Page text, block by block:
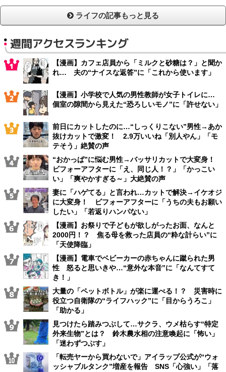
ライフの記事もっと見る
週間アクセスランキング
【漫画】カフェ店員から「ミルクと砂糖は？」と聞か
れ… 夫の“ナイスな返答”に「これから使います」
【漫画】小学校で人気の男性教師が女子トイレに…
個室の隙間から見えた“恐ろしいモノ”に「許せない」
前日にカットしたのに…“しっくりこない”男性→あか
抜けカットで激変！ 2.9万いいね「別人やん」「モ
テそう」絶賛の声
“おかっぱ”に悩む男性→バッサリカットで大変身！
ビフォーアフターに「え、同じ人！？」「かっこい
い」「爽やかすぎる～」大絶賛の声
妻に「ハゲてる」と言われ…カットで解決→イケオジ
に大変身！ ビフォーアフターに「うちの夫もお願い
したい」「若返りハンパない」
【漫画】お祭りで子どもが欲しがったお面、なんと
2000円！？ 焦る母を救った店員の“粋な計らい”に
「天使降臨」
【漫画】電車でベビーカーの赤ちゃんに蹴られた男
性 怒ると思いきや…“意外な本音”に「なんてすて
き！」
大量の「ペットボトル」が楽に運べる！？ 災害時に
役立つ自衛隊の“ライフハック”に「目からうろこ」
「助かる」
見つけたら踏みつぶして…サクラ、ウメ枯らす“特定
外来生物”とは？ 鈴木農水相の注意喚起に「怖い」
「迷わずつぶす」
「転売ヤーから買わないで」アイラップ公式が“ウォ
ッシャブルタンク”増産を報告 SNS「心強い」「落